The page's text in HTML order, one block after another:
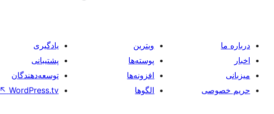
درباره ما
اخبار
میزبانی
حریم خصوصی
ویترین
پوسته‌ها
افزونه‌ها
الگوها
یادگیری
پشتیبانی
توسعه‌دهندگان
WordPress.tv
↖